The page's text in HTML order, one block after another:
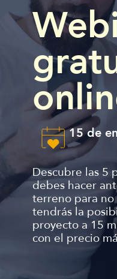
15 de
Descubre las 5
debes hacer
terreno para
tendrás la
proyecto a 15
con el precio